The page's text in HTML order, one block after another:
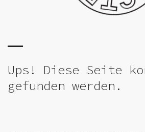
Ups! Diese Seite
gefunden werden.